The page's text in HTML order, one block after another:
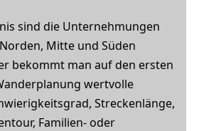
sind die Unternehmungen
Mitte und Süden
bekommt man auf den ersten
wertvolle
Streckenlänge,
Familien- oder